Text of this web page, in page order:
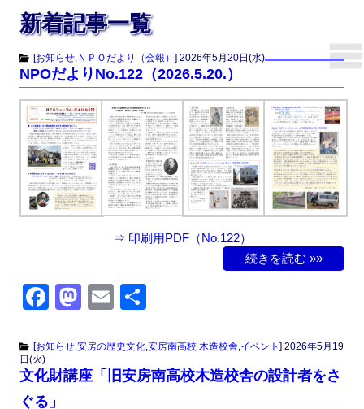
新着記事一覧
[お知らせ,ＮＰＯだより（会報） ] 2026年5月20日(水)
NPOだよりNo.122（2026.5.20.）
⇒ 印刷用PDF（No.122）
続きを読む »»
F
c
e
b
M
st
o
E
ail
[お知らせ,安房の歴史文化,安房南高校 木造校舎,イベント ] 2026年5月19
日(火)
文化財講座「旧安房南高校木造校舎の設計者をさ
ぐる」